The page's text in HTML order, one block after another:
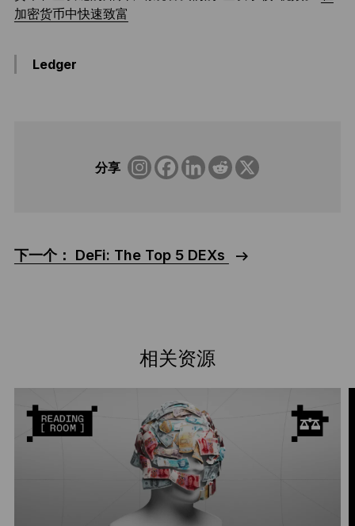
加密货币中快速致富
Ledger
分享
下一个： DeFi: The Top 5 DEXs
相关资源